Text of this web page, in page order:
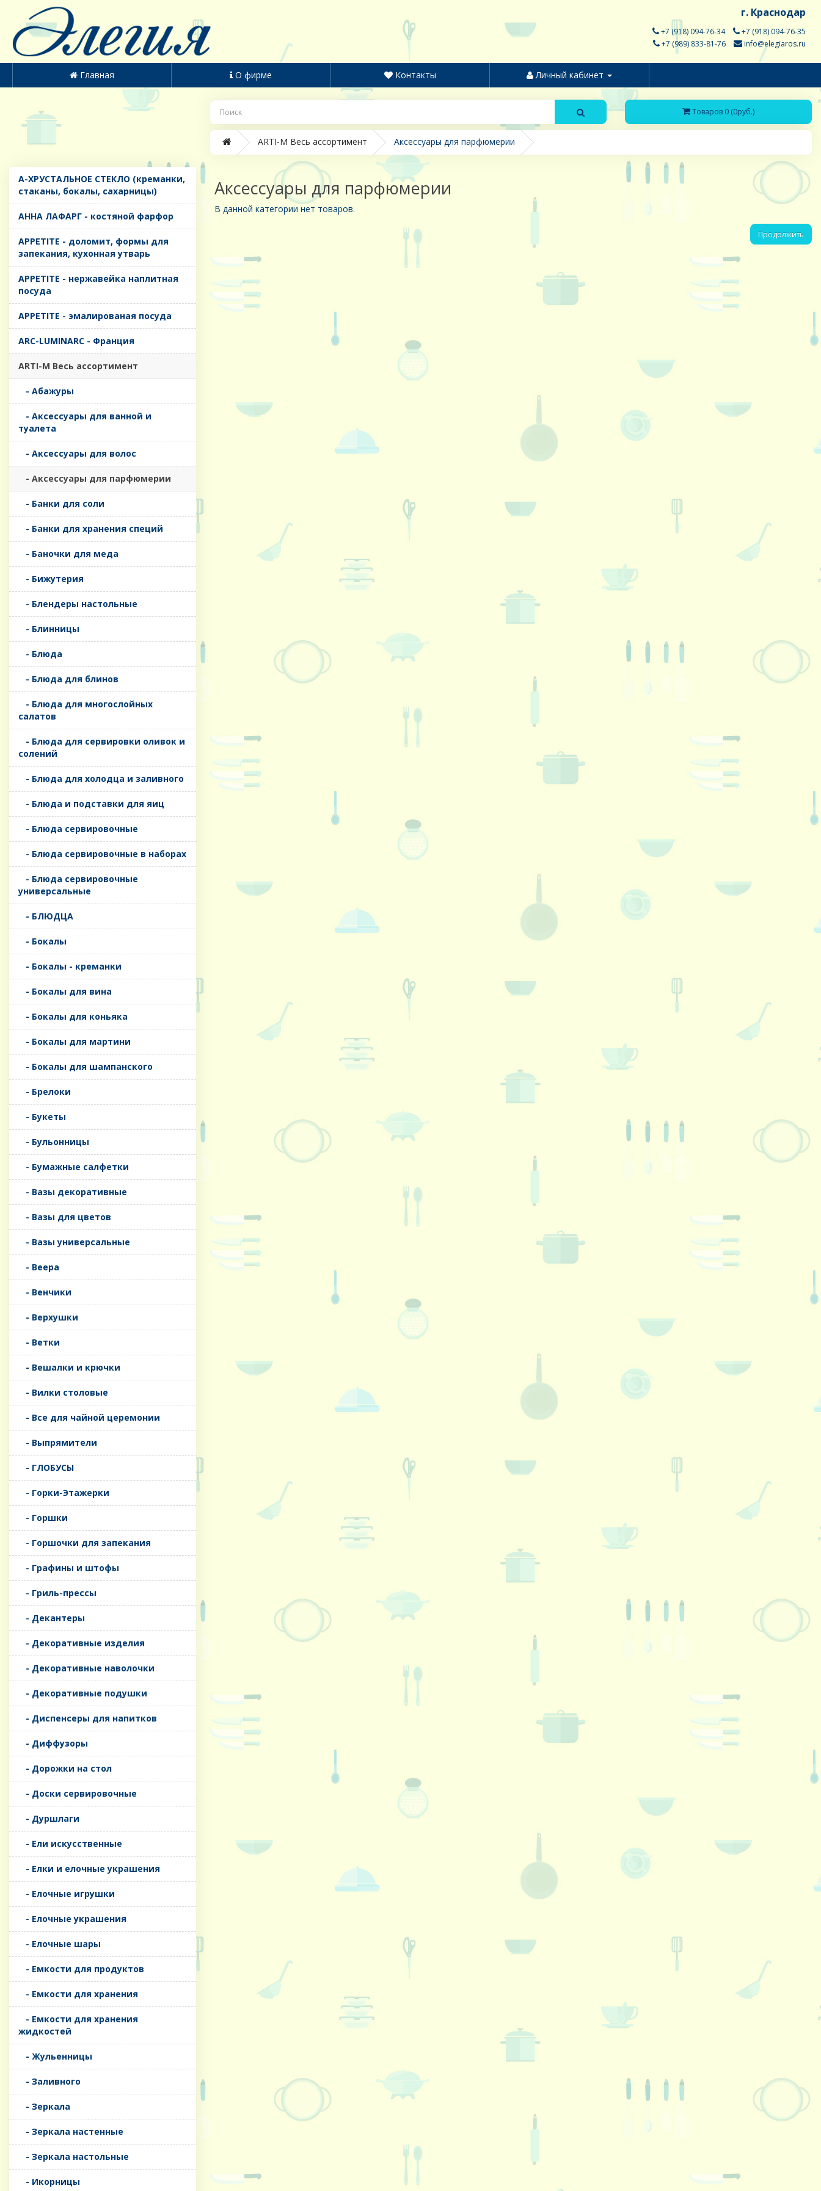
г. Краснодар
+7 (918) 094-76-34
+7 (918) 094-76-35
+7 (989) 833-81-76
info@elegiaros.ru
Главная О фирме Контакты Личный кабинет
Товаров 0 (0руб.)
ARTI-M Весь ассортимент Аксессуары для парфюмерии
A-ХРУСТАЛЬНОЕ СТЕКЛО (креманки,
стаканы, бокалы, сахарницы)
AHHA ЛАФАРГ - костяной фарфор
APPETITE - доломит, формы для
запекания, кухонная утварь
APPETITE - нержавейка наплитная
посуда
APPETITE - эмалированая посуда
ARC-LUMINARC - Франция
ARTI-M Весь ассортимент
- Абажуры
- Аксессуары для ванной и
туалета
- Аксессуары для волос
- Аксессуары для парфюмерии
- Банки для соли
- Банки для хранения специй
- Баночки для меда
- Бижутерия
- Блендеры настольные
- Блинницы
- Блюда
- Блюда для блинов
- Блюда для многослойных
салатов
- Блюда для сервировки оливок и
солений
- Блюда для холодца и заливного
- Блюда и подставки для яиц
- Блюда сервировочные
- Блюда сервировочные в наборах
- Блюда сервировочные
универсальные
- БЛЮДЦА
- Бокалы
- Бокалы - креманки
- Бокалы для вина
- Бокалы для коньяка
- Бокалы для мартини
- Бокалы для шампанского
- Брелоки
- Букеты
- Бульонницы
- Бумажные салфетки
- Вазы декоративные
- Вазы для цветов
- Вазы универсальные
- Веера
- Венчики
- Верхушки
- Ветки
- Вешалки и крючки
- Вилки столовые
- Все для чайной церемонии
- Выпрямители
- ГЛОБУСЫ
- Горки-Этажерки
- Горшки
- Горшочки для запекания
- Графины и штофы
- Гриль-прессы
- Декантеры
- Декоративные изделия
- Декоративные наволочки
- Декоративные подушки
- Диспенсеры для напитков
- Диффузоры
- Дорожки на стол
- Доски сервировочные
- Дуршлаги
- Ели искусственные
- Елки и елочные украшения
- Елочные игрушки
- Елочные украшения
- Елочные шары
- Емкости для продуктов
- Емкости для хранения
- Емкости для хранения
жидкостей
- Жульенницы
- Заливного
- Зеркала
- Зеркала настенные
- Зеркала настольные
- Икорницы
Аксессуары для парфюмерии
В данной категории нет товаров.
Продолжить